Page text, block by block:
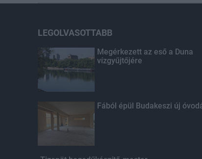
LEGOLVASOTTABB
Megérkezett az eső a Duna
vízgyűjtőjére
Fából épül Budakeszi új